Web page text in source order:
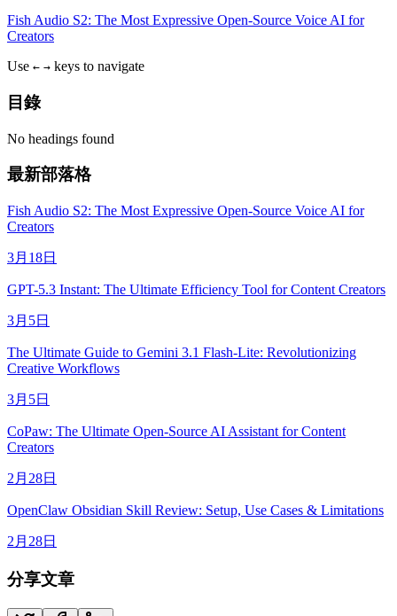
Fish Audio S2: The Most Expressive Open-Source Voice AI for
Creators
Use ← → keys to navigate
目錄
No headings found
最新部落格
Fish Audio S2: The Most Expressive Open-Source Voice AI for
Creators
3月18日
GPT-5.3 Instant: The Ultimate Efficiency Tool for Content Creators
3月5日
The Ultimate Guide to Gemini 3.1 Flash-Lite: Revolutionizing
Creative Workflows
3月5日
CoPaw: The Ultimate Open-Source AI Assistant for Content
Creators
2月28日
OpenClaw Obsidian Skill Review: Setup, Use Cases & Limitations
2月28日
分享文章